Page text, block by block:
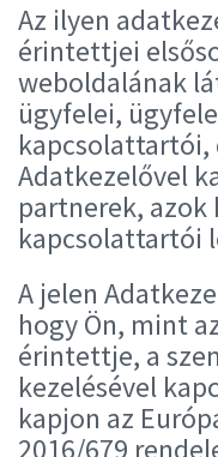
Az ilyen
érintettjei
weboldalának
ügyfelei,
kapcsolattartói,
Adatkezelővel
partnerek, azok
kapcsolattartói
A jelen
hogy Ön, mint
érintettje, a
kezelésével
kapjon az
2016/679